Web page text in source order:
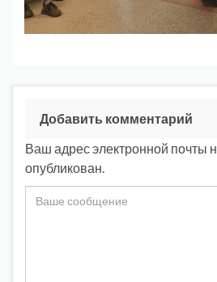
Добавить комментарий
Ваш адрес электронной почты
опубликован.